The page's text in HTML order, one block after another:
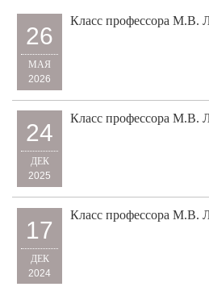
26
МАЯ
2026
Класс профессора М.В.
24
ДЕК
2025
Класс профессора М.В.
17
ДЕК
2024
Класс профессора М.В.